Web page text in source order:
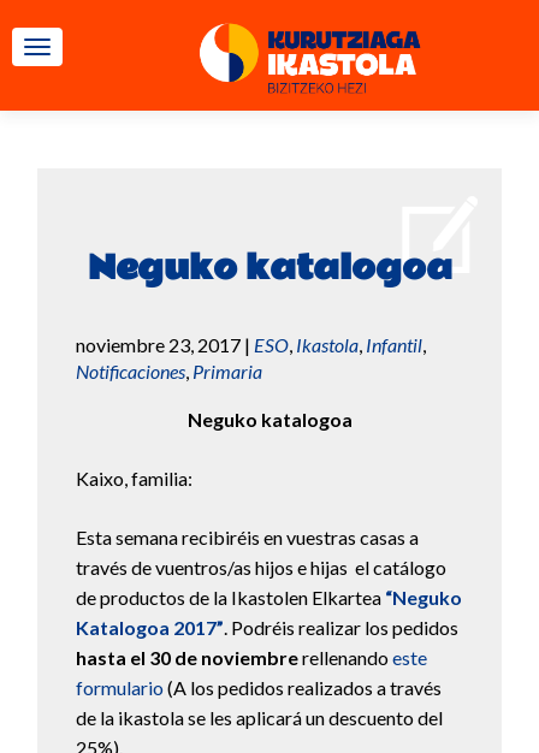
CAMBIAR NAVEGACIÓN
Neguko katalogoa
noviembre 23, 2017 | ESO, Ikastola, Infantil,
Notificaciones, Primaria
Neguko katalogoa
Kaixo, familia:
Esta semana recibiréis en vuestras casas a
través de vuentros/as hijos e hijas el catálogo
de productos de la Ikastolen Elkartea “Neguko
Katalogoa 2017”. Podréis realizar los pedidos
hasta el 30 de noviembrerellenandoeste
formulario(A los pedidos realizados a través
de la ikastola se les aplicará un descuento del
25%).